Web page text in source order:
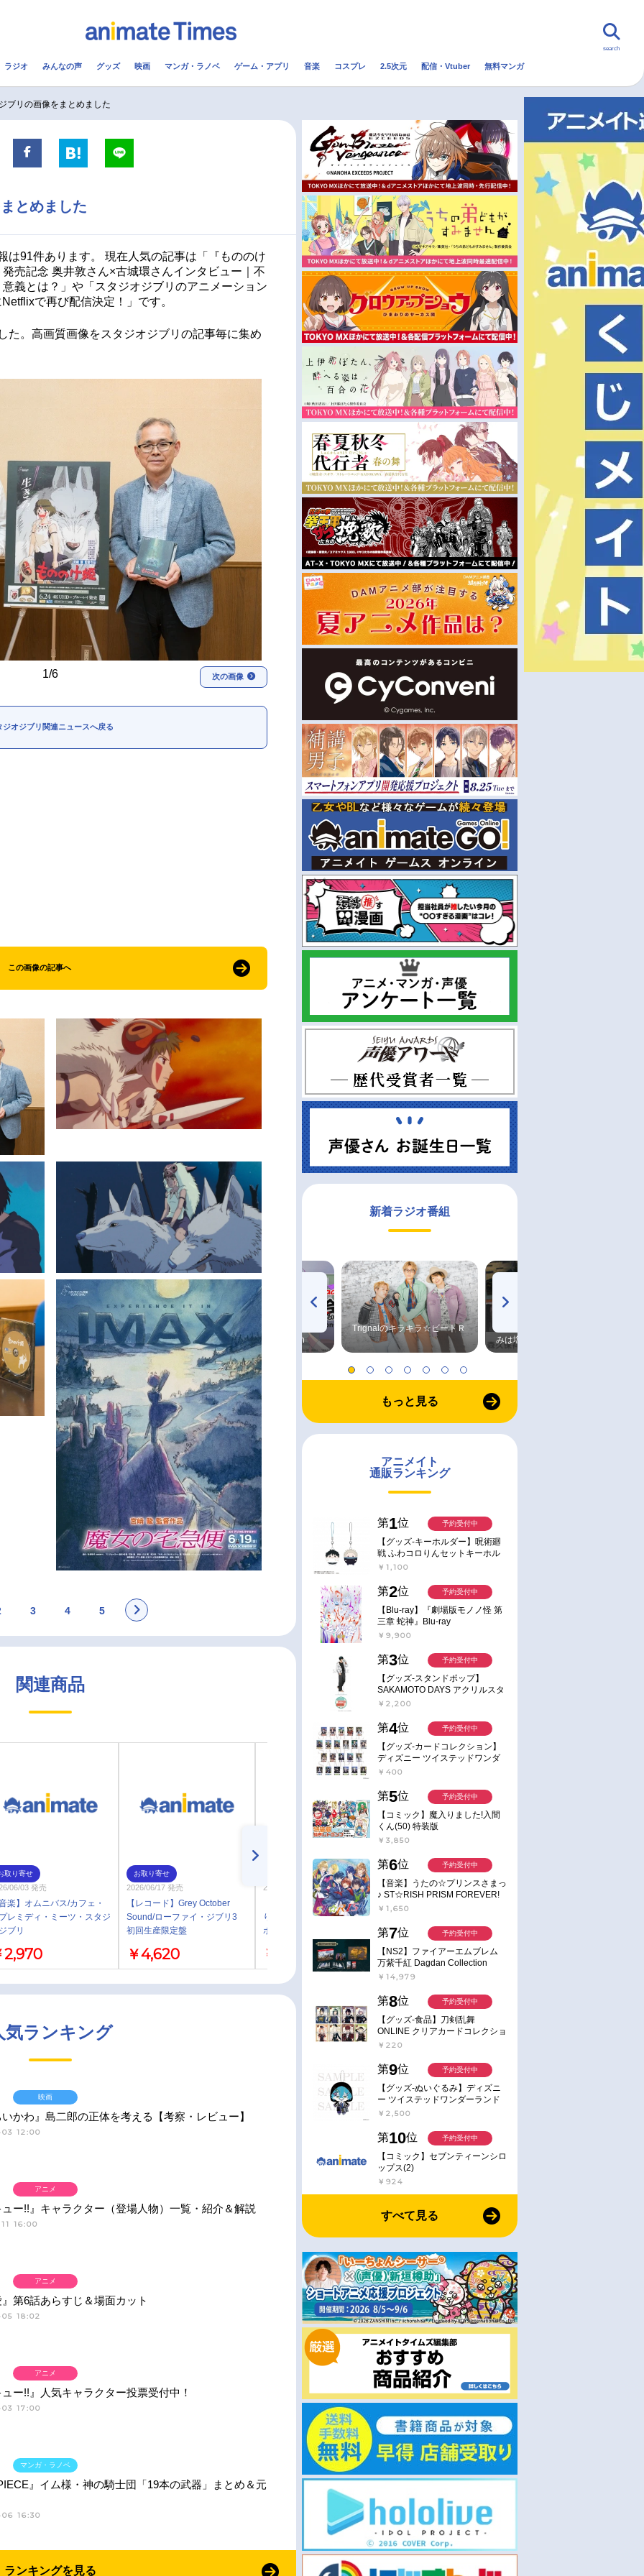
配信・Vtuber トレンド 無料マンガ
実写化映画一覧
男性声優/女性声優一覧
今期アニメ曜日別一覧
夏アニメ
秋アニメ
冬アニメ
FOLLOW US
search
ラジオ みんなの声 グッズ 映画 マンガ・ラノベ ゲーム・アプリ 音楽 コスプレ 2.5次元 配信・Vtuber 無料マンガ
ブリの画像をまとめました
とめました
は91件あります。 現在人気の記事は「『もののけ
売記念 奥井敦さん×古城環さんインタビュー｜不
義とは？」や「スタジオジブリのアニメーション
で再び配信決定！」です。
た。高画質画像をスタジオジブリの記事毎に集め
1/6 次の画像
ジオジブリ関連ニュースへ戻る
この画像の記事へ
3 4 5
関連商品
取り寄せ
06/03 発売
楽】オムニバス/カフェ・
レミディ・ミーツ・スタジ
ブリ
2,970
お取り寄せ
2026/06/17 発売
【レコード】Grey October
Sound/ローファイ・ジブリ3
初回生産限定盤
￥4,620
2026/07/10 発売
【絵本・児童書】子どもりょう
り絵本 ジブリの食卓 崖の上の
ポニョ
￥1,980
お取り寄せ
2026/04/02 発売
【音楽】Grey October Sound/
￥2,750
気ランキング
かわ』島二郎の正体を考える【考察・レビュー】
12:00
映画
ー!!』キャラクター（登場人物）一覧・紹介＆解説
16:00
アニメ
第6話あらすじ＆場面カット
18:02
アニメ
ー!!』人気キャラクター投票受付中！
17:00
アニメ
』イム様・神の騎士団「19本の武器」まとめ＆元
16:30
マンガ・ラノベ
ランキングを見る
新着ラジオ番組
高橋美紀のおんぷの気持ち
♪ in アニメイトタイムズ
TVアニメ『戦隊大失格』
radio 大直会 2nd season
Trignalのキラキラ☆ビートＲ
みは塩だけ
もっと見る
アニメイト
通販ランキング
第1位
【グッズ-キーホルダー】呪術廻
戦 ふわコロりんセットキーホル
ダー【アニメイト特典付】
￥1,100
予約受付中
第2位
【Blu-ray】『劇場版モノノ怪 第
三章 蛇神』Blu-ray
￥9,900
予約受付中
第3位
【グッズ-スタンドポップ】
SAKAMOTO DAYS アクリルスタ
ンド～Sunny Afternoon～ 4.南雲
￥2,200
予約受付中
第4位
【グッズ-カードコレクション】
ディズニー ツイステッドワンダ
ーランド ランダムカードコレク
￥400
予約受付中
第5位
【コミック】魔入りました!入間
くん(50) 特装版
￥3,850
予約受付中
第6位
【音楽】うたの☆プリンスさまっ
♪ ST☆RISH PRISM FOREVER!
￥1,650
予約受付中
第7位
【NS2】ファイアーエムブレム
万紫千紅 Dagdan Collection
￥14,979
予約受付中
第8位
【グッズ-食品】刀剣乱舞
ONLINE クリアカードコレクショ
ンガム
￥220
予約受付中
第9位
【グッズ-ぬいぐるみ】ディズニ
ー ツイステッドワンダーランド
ミニミニぬいぐるみ(クラブ・ウ
￥2,500
予約受付中
第10位
【コミック】セブンティーンシロ
ップス(2)
￥924
予約受付中
すべて見る